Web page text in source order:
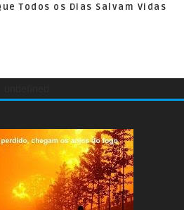
Todos os Dias Salvam Vidas